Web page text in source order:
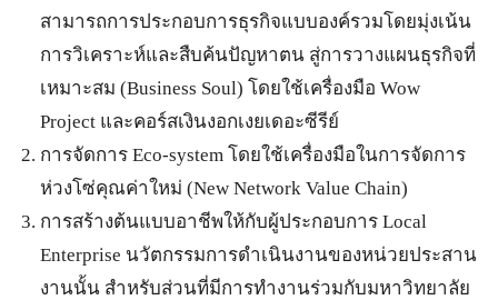
สามารถการประกอบการธุรกิจแบบองค์รวมโดยมุ่งเน้น
การวิเคราะห์และสืบค้นปัญหาตน สู่การวางแผนธุรกิจที่
เหมาะสม (Business Soul) โดยใช้เครื่องมือ Wow
Project และคอร์สเงินงอกเงยเดอะซีรีย์
การจัดการ Eco-system โดยใช้เครื่องมือในการจัดการ
ห่วงโซ่คุณค่าใหม่ (New Network Value Chain)
การสร้างต้นแบบอาชีพให้กับผู้ประกอบการ Local
Enterprise นวัตกรรมการดำเนินงานของหน่วยประสาน
งานนั้น สำหรับส่วนที่มีการทำงานร่วมกับมหาวิทยาลัย